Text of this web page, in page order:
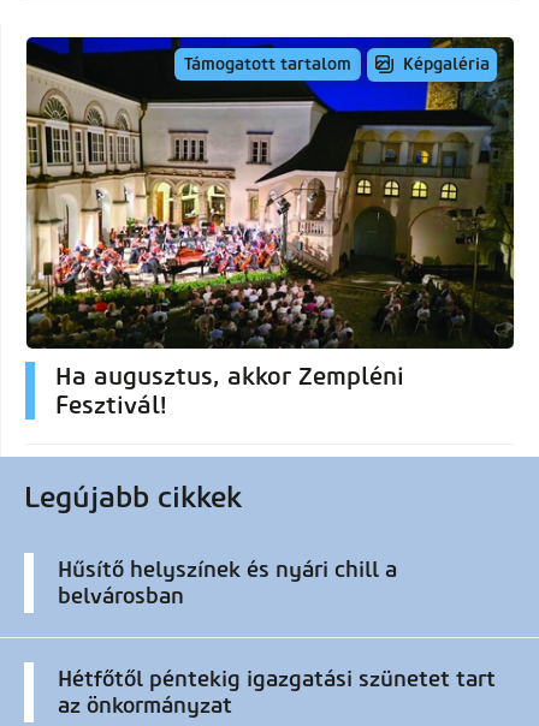
Támogatott tartalom Képgaléria
Ha augusztus, akkor Zempléni
Fesztivál!
Legújabb cikkek
Hűsítő helyszínek és nyári chill a
belvárosban
Hétfőtől péntekig igazgatási szünetet tart
az önkormányzat